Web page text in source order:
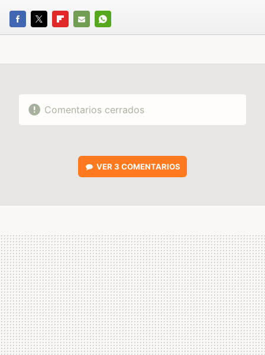
FACEBOOK
TWITTERFLIPBOARD
E-
WHATSAPP
Comentarios cerrados
VER 3 COMENTARIOS